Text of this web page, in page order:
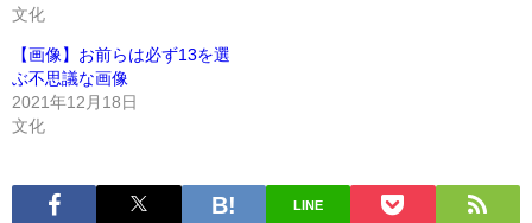
文化
【画像】お前らは必ず13を選
ぶ不思議な画像
2021年12月18日
文化
LINE